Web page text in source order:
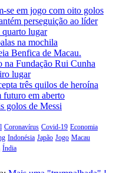
se em jogo com oito golos
perseguição ao líder
quarto lugar
na mochila
Benfica de Macau.
na Fundação Rui Cunha
lugar
três quilos de heroína
futuro em aberto
golos de Messi
Coronavírus Covid-19 Economia
Indonésia Japão Jogo Macau
Índia